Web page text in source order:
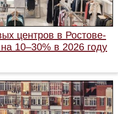
центров в Ростове-
10–30% в 2026 году